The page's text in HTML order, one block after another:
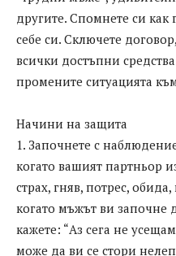
другите. Спомнете си как
себе си. Сключете
всички достъпни
промените ситуацията
Начини на защита
1. Започнете с
когато вашият партньор
страх, гняв, потрес,
когато мъжът ви започне
кажете: “Аз сега не
може да ви се стори